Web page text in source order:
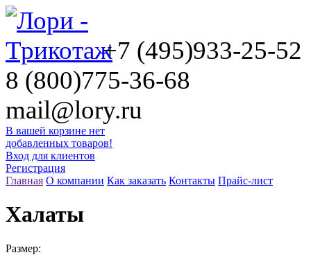
+7 (495)933-25-52
8 (800)775-36-68
mail@lory.ru
В вашей корзине нет
добавленных товаров!
Вход для клиентов
Регистрация
Главная О компании Как заказать Контакты Прайс-лист
Халаты
Размер: